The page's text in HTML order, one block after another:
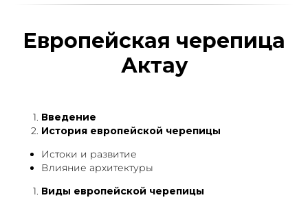
Европейская черепица
Актау
Введение
История европейской черепицы
Истоки и развитие
Влияние архитектуры
Виды европейской черепицы